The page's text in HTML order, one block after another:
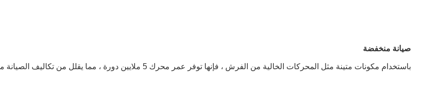
صيانة منخفضة
باستخدام مكونات متينة مثل المحركات الخالية من الفرش ، فإنها توفر عمر محرك 5 ملايين دورة ، مما يقلل من تكاليف الصيانة مقارنةً بالنماذج الأكثر تعقيدًا مثل أبواب التأرجح.